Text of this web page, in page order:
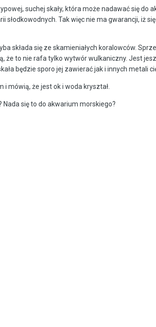
suchej skały, która może nadawać się
słodkowodnych. Tak więc nie ma gwarancji, iż
składa się ze skamieniałych koralowców.
to nie rafa tylko wytwór wulkaniczny. Jest
będzie sporo jej zawierać jak i innych metali
i mówią, że jest ok i woda kryształ.
Nada się to do akwarium morskiego?